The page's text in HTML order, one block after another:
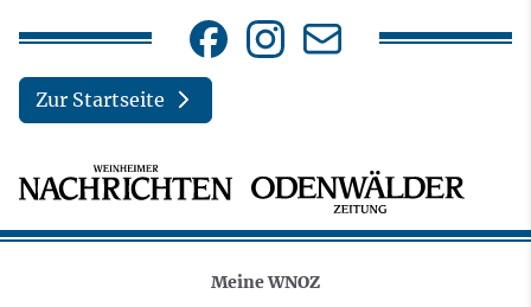
Zur Startseite
Meine WNOZ